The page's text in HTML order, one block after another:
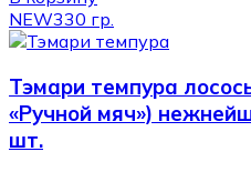
NEW330 гр.
Тэмари темпура
«Ручной мяч»)
шт.